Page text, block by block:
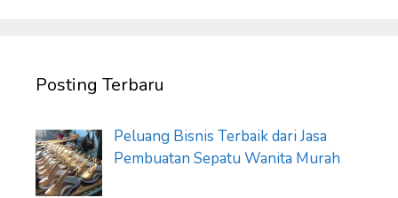
Posting Terbaru
Peluang Bisnis Terbaik dari Jasa
Pembuatan Sepatu Wanita Murah